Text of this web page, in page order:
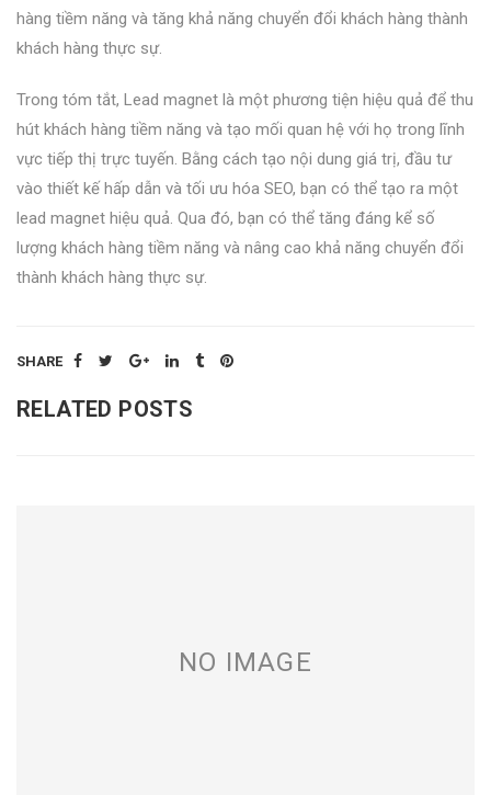
hàng tiềm năng và tăng khả năng chuyển đổi khách hàng thành
khách hàng thực sự.
Trong tóm tắt, Lead magnet là một phương tiện hiệu quả để thu
hút khách hàng tiềm năng và tạo mối quan hệ với họ trong lĩnh
vực tiếp thị trực tuyến. Bằng cách tạo nội dung giá trị, đầu tư
vào thiết kế hấp dẫn và tối ưu hóa SEO, bạn có thể tạo ra một
lead magnet hiệu quả. Qua đó, bạn có thể tăng đáng kể số
lượng khách hàng tiềm năng và nâng cao khả năng chuyển đổi
thành khách hàng thực sự.
SHARE
RELATED POSTS
NO IMAGE